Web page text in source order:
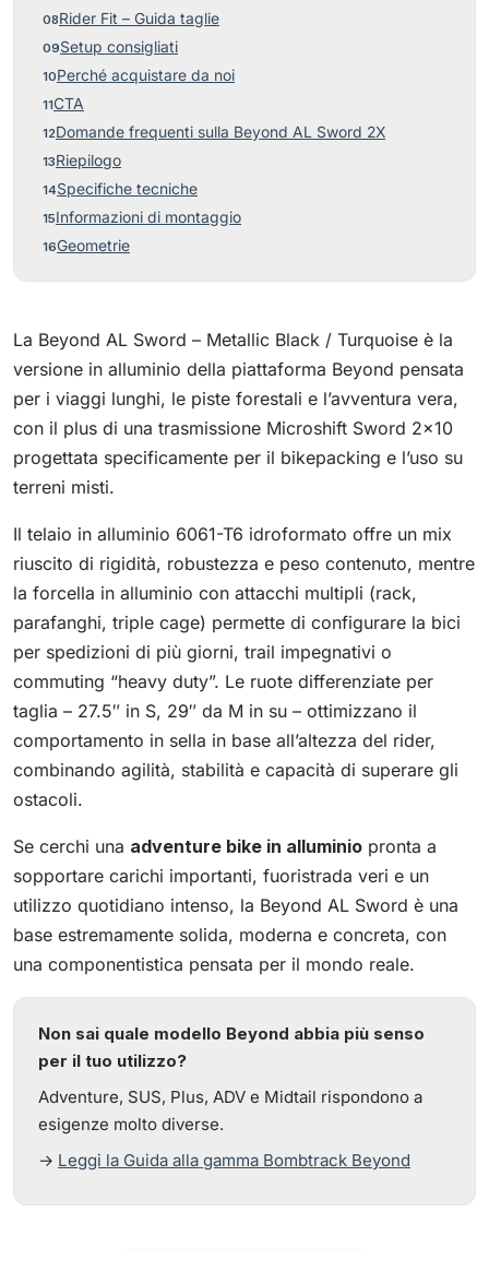
Rider Fit – Guida taglie
Setup consigliati
Perché acquistare da noi
CTA
Domande frequenti sulla Beyond AL Sword 2X
Riepilogo
Specifiche tecniche
Informazioni di montaggio
Geometrie
La Beyond AL Sword – Metallic Black / Turquoise è la
versione in alluminio della piattaforma Beyond pensata
per i viaggi lunghi, le piste forestali e l’avventura vera,
con il plus di una trasmissione Microshift Sword 2×10
progettata specificamente per il bikepacking e l’uso su
terreni misti.
Il telaio in alluminio 6061-T6 idroformato offre un mix
riuscito di rigidità, robustezza e peso contenuto, mentre
la forcella in alluminio con attacchi multipli (rack,
parafanghi, triple cage) permette di configurare la bici
per spedizioni di più giorni, trail impegnativi o
commuting “heavy duty”. Le ruote differenziate per
taglia – 27.5″ in S, 29″ da M in su – ottimizzano il
comportamento in sella in base all’altezza del rider,
combinando agilità, stabilità e capacità di superare gli
ostacoli.
Se cerchi una adventure bike in alluminio pronta a
sopportare carichi importanti, fuoristrada veri e un
utilizzo quotidiano intenso, la Beyond AL Sword è una
base estremamente solida, moderna e concreta, con
una componentistica pensata per il mondo reale.
Non sai quale modello Beyond abbia più senso
per il tuo utilizzo?
Adventure, SUS, Plus, ADV e Midtail rispondono a
esigenze molto diverse.
→ Leggi la Guida alla gamma Bombtrack Beyond